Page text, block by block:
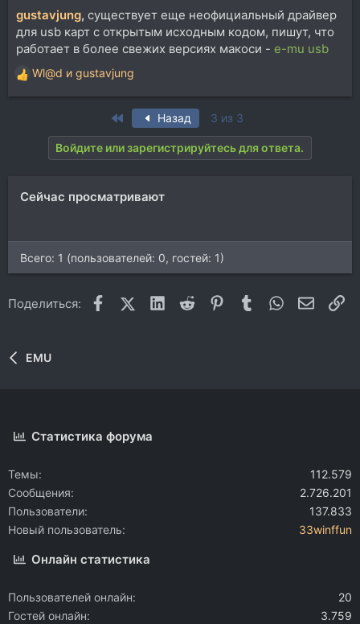
gustavjung, существует еще неофициальный драйвер
для usb карт с открытым исходным кодом, пишут, что
работает в более свежих версиях макоси - e-mu usb
Р
е
Wl@d и gustavjung
First Назад 3 из 3
Войдите или зарегистрируйтесь для ответа.
Сейчас просматривают
Всего: 1 (пользователей: 0, гостей: 1)
Поделиться: FacebookX (Twitter)
LinkedIn
Reddit Pinterest
Tumblr WhatsApp
EMU
Статистика форума
Темы
112.579
Сообщения
2.726.201
Пользователи
137.833
Новый пользователь
33winffun
Онлайн статистика
Пользователей онлайн
20
Гостей онлайн
3.759